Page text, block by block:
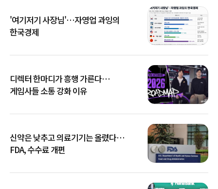
'여기저기 사장님'…자영업 과잉의
한국경제
디렉터 한마디가 흥행 가른다…
게임사들 소통 강화 이유
신약은 낮추고 의료기기는 올렸다…
FDA, 수수료 개편